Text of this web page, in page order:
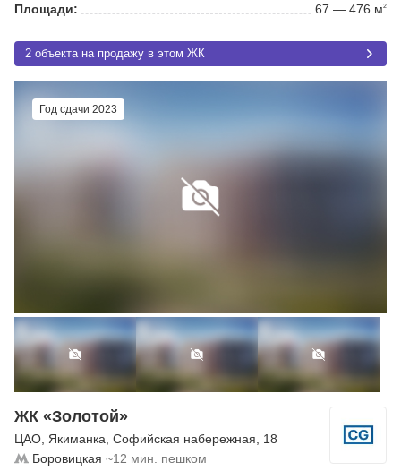
Площади:
67 — 476 м2
2 объекта на продажу в этом ЖК
Год сдачи 2023
ЖК «Золотой»
ЦАО, Якиманка, Софийская набережная, 18
Боровицкая ~12 мин. пешком